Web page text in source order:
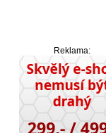
Reklama: